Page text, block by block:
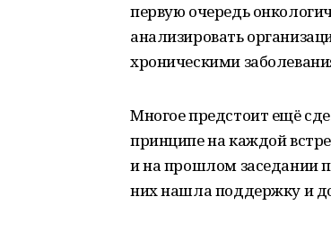
первую очередь
анализировать
хроническими
Многое предстоит ещё
принципе на каждой
и на прошлом заседании
них нашла поддержку и